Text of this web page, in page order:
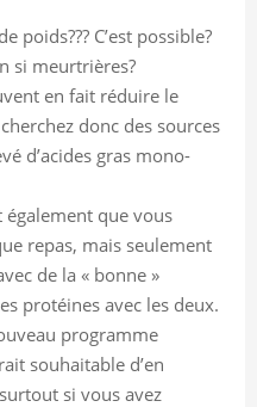
poids??? C’est possible?
si meurtrières?
en fait réduire le
donc des sources
d’acides gras mono-
que vous
repas, mais seulement
de la « bonne »
protéines avec les deux.
programme
souhaitable d’en
si vous avez